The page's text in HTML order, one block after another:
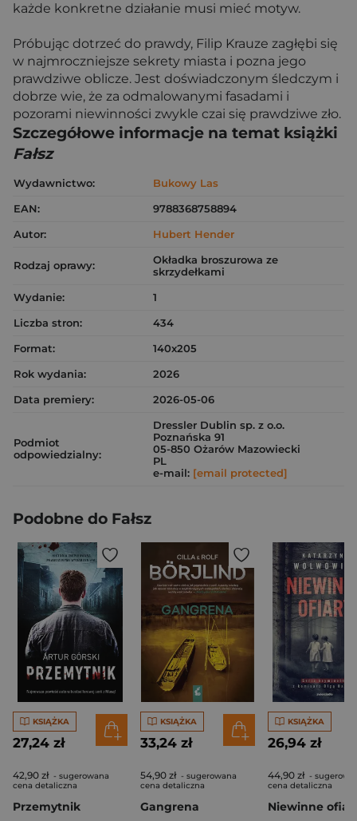
każde konkretne działanie musi mieć motyw.
Próbując dotrzeć do prawdy, Filip Krauze zagłębi się
w najmroczniejsze sekrety miasta i pozna jego
prawdziwe oblicze. Jest doświadczonym śledczym i
dobrze wie, że za odmalowanymi fasadami i
pozorami niewinności zwykle czai się prawdziwe zło.
Szczegółowe informacje na temat książki
Fałsz
Wydawnictwo:
Bukowy Las
EAN:
9788368758894
Autor:
Hubert Hender
Rodzaj oprawy:
Okładka broszurowa ze
skrzydełkami
Wydanie:
1
Liczba stron:
434
Format:
140x205
Rok wydania:
2026
Data premiery:
2026-05-06
Podmiot
odpowiedzialny:
Dressler Dublin sp. z o.o.
Poznańska 91
05-850 Ożarów Mazowiecki
PL
e-mail: [email protected]
Podobne do Fałsz
KSIĄŻKA
27,24 zł
42,90 zł - sugerowana
cena detaliczna
Przemytnik
KSIĄŻKA
33,24 zł
54,90 zł - sugerowana
cena detaliczna
Gangrena
KSIĄŻKA
26,94 zł
44,90 zł -
cena detaliczna
Niewinne